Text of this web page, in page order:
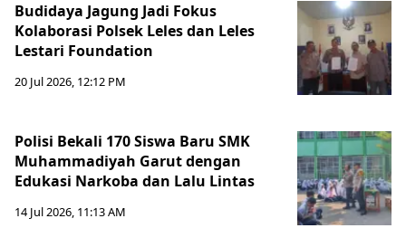
Budidaya Jagung Jadi Fokus
Kolaborasi Polsek Leles dan Leles
Lestari Foundation
20 Jul 2026, 12:12 PM
Polisi Bekali 170 Siswa Baru SMK
Muhammadiyah Garut dengan
Edukasi Narkoba dan Lalu Lintas
14 Jul 2026, 11:13 AM